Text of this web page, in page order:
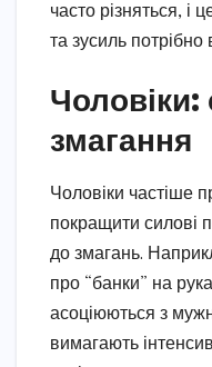
часто різняться, і
та зусиль потрібно
Чоловіки:
змагання
Чоловіки частіше
покращити силові
до змагань.
про “банки” на
асоціюються з
вимагають